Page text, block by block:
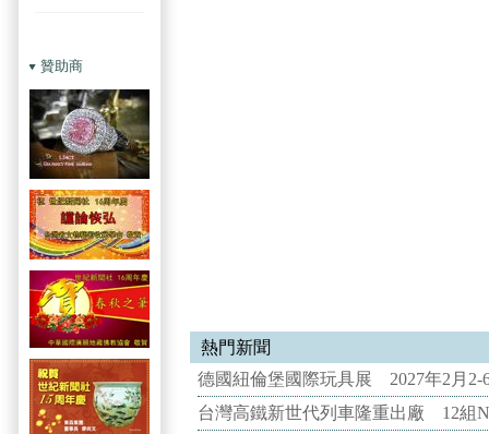
贊助商
熱門新聞
德國紐倫堡國際玩具展 2027年2月2-
台灣高鐵新世代列車隆重出廠 12組